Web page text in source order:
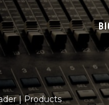
| Products